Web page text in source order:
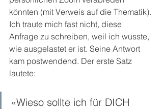
könnten (mit Verweis auf die Thematik).
Ich traute mich fast nicht, diese
Anfrage zu schreiben, weil ich wusste,
wie ausgelastet er ist. Seine Antwort
kam postwendend. Der erste Satz
lautete:
«Wieso sollte ich für DICH